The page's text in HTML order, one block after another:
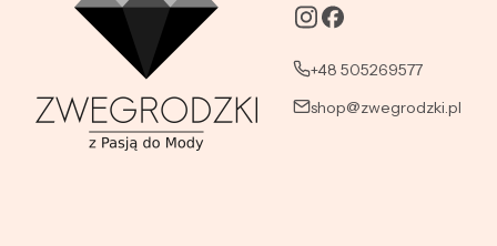
+48 505269577
shop@zwegrodzki.pl